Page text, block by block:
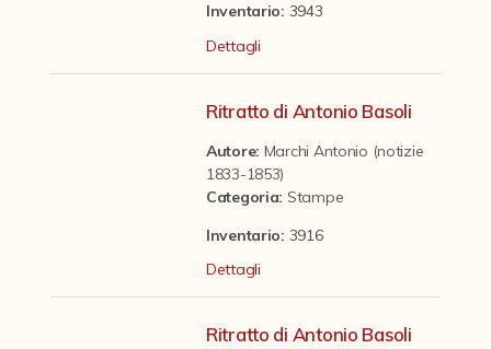
Inventario: 3943
Dettagli
Ritratto di Antonio Basoli
Autore: Marchi Antonio (notizie
1833-1853)
Categoria: Stampe
Inventario: 3916
Dettagli
Ritratto di Antonio Basoli